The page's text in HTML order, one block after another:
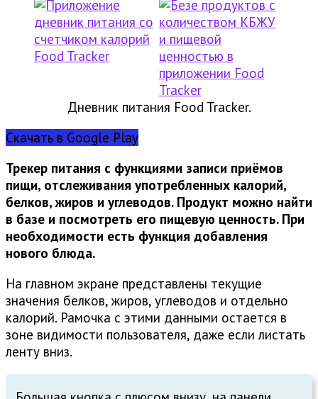
Дневник питания Food Tracker.
Скачать в Google Play
Трекер питания с функциями записи приёмов
пищи, отслеживания употребленных калорий,
белков, жиров и углеводов. Продукт можно найти
в базе и посмотреть его пищевую ценность. При
необходимости есть функция добавления
нового блюда.
На главном экране представлены текущие
значения белков, жиров, углеводов и отдельно
калорий. Рамочка с этими данными остается в
зоне видимости пользователя, даже если листать
ленту вниз.